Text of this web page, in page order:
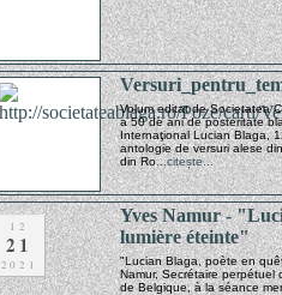
Volum editat de Societatea
a 50 de ani de posteritate
Internaţional Lucian Blaga,
antologie de versuri alese
din Ro...citește...
12
21
2021
Yves Namur -
lumière éteinte"
"Lucian Blaga, poète en
Namur, Secrétaire perpétuel
de Belgique, à la séance